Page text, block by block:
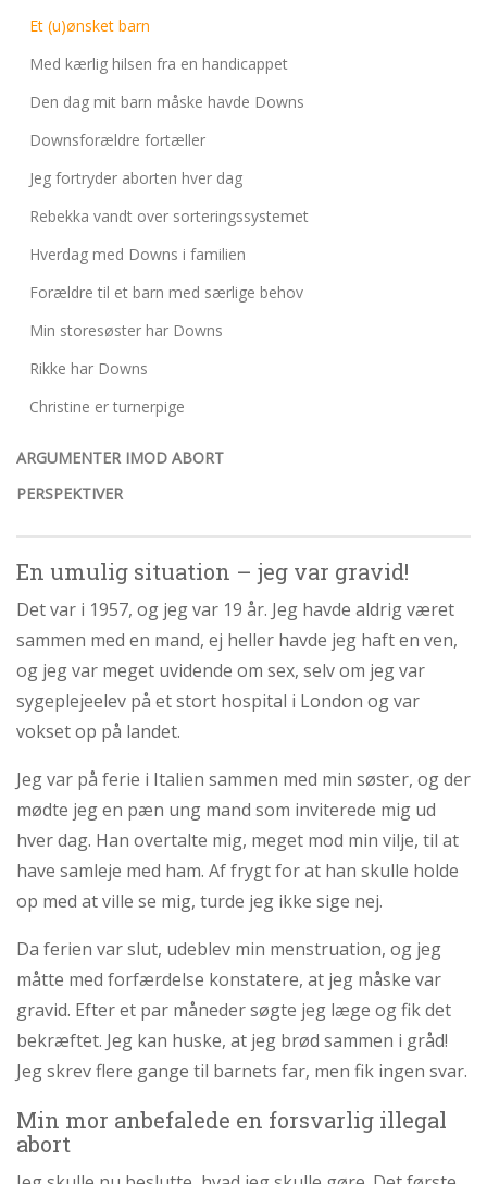
Et (u)ønsket barn
Med kærlig hilsen fra en handicappet
Den dag mit barn måske havde Downs
Downsforældre fortæller
Jeg fortryder aborten hver dag
Rebekka vandt over sorteringssystemet
Hverdag med Downs i familien
Forældre til et barn med særlige behov
Min storesøster har Downs
Rikke har Downs
Christine er turnerpige
ARGUMENTER IMOD ABORT
PERSPEKTIVER
En umulig situation – jeg var gravid!
Det var i 1957, og jeg var 19 år. Jeg havde aldrig været
sammen med en mand, ej heller havde jeg haft en ven,
og jeg var meget uvidende om sex, selv om jeg var
sygeplejeelev på et stort hospital i London og var
vokset op på landet.
Jeg var på ferie i Italien sammen med min søster, og der
mødte jeg en pæn ung mand som inviterede mig ud
hver dag. Han overtalte mig, meget mod min vilje, til at
have samleje med ham. Af frygt for at han skulle holde
op med at ville se mig, turde jeg ikke sige nej.
Da ferien var slut, udeblev min menstruation, og jeg
måtte med forfærdelse konstatere, at jeg måske var
gravid. Efter et par måneder søgte jeg læge og fik det
bekræftet. Jeg kan huske, at jeg brød sammen i gråd!
Jeg skrev flere gange til barnets far, men fik ingen svar.
Min mor anbefalede en forsvarlig illegal
abort